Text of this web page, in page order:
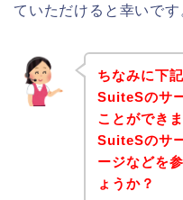
ていただけると幸いです
ちなみに下
SuiteSのサ
ことができ
SuiteSのサ
ージなどを
ょうか？